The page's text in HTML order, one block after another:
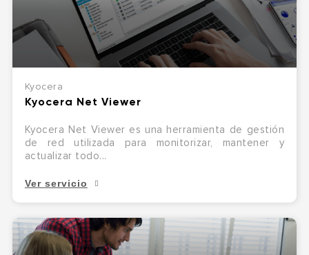
Kyocera
Kyocera Net Viewer
Kyocera Net Viewer es una herramienta de gestión
de red utilizada para monitorizar, mantener y
actualizar todo...
Ver servicio